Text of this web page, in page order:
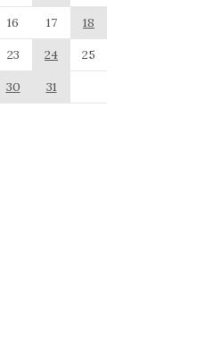
16 17
18
23 24
25
30 31